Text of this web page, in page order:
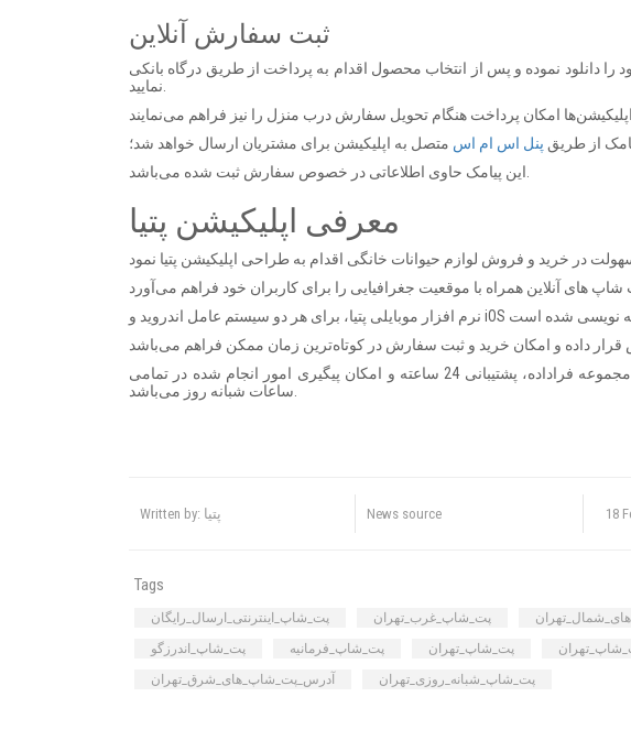
ثبت سفارش آنلاین
دانلود نموده و پس از انتخاب محصول اقدام به پرداخت از طریق درگاه بانکی
از طریق پنل اس ام اس متصل به اپلیکیشن برای مشتریان ارسال خواهد شد؛
معرفی اپلیکیشن پتیا
یکی از مزیت‌های استفاده از نرم افزارهای طراحی شده توسط مجموعه فراداده، پشتیبانی 24 ساعته و امکان پیگیری امور انجام شده در تمامی
Written by: پتیا News source 18
Tags
پت_شاپ_اینترنتی_ارسال_رایگان پت_شاپ_غرب_تهران
پت_شاپ_اندرزگو
پت_شاپ_فرمانیه پت_شاپ_تهران
آدرس_پت_شاپ_های_شرق_تهران
پت_شاپ_شبانه_روزی_تهران